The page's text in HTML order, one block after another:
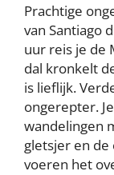
Prachtige
van Santiago
uur reis je de
dal kronkelt
is lieflijk.
ongerepter.
wandelingen
gletsjer en de
voeren het